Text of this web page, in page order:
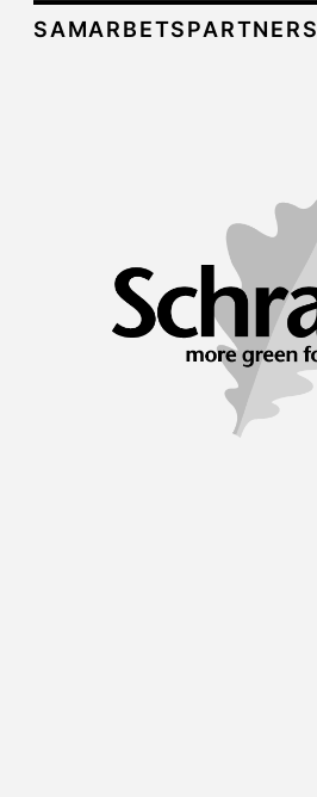
SAMARBETSPARTNERS